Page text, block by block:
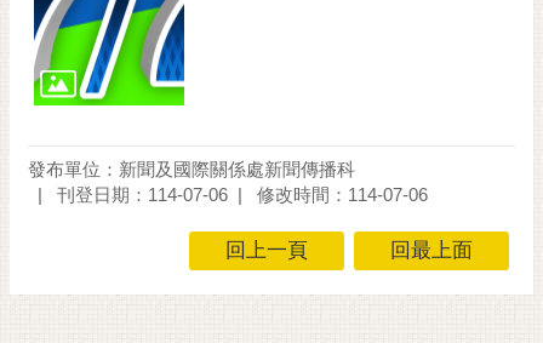
市
民
信
箱
English
日
發布單位：新聞及國際關係處新聞傳播科
刊登日期：114-07-06
修改時間：114-07-06
回上一頁 回最上面